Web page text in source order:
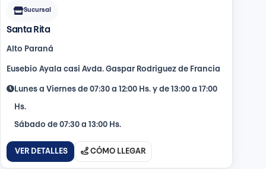
Sucursal
Santa Rita
Alto Paraná
Eusebio Ayala casi Avda. Gaspar Rodriguez de Francia
Lunes a Viernes de 07:30 a 12:00 Hs. y de 13:00 a 17:00
Hs.
Sábado de 07:30 a 13:00 Hs.
VER DETALLES CÓMO LLEGAR